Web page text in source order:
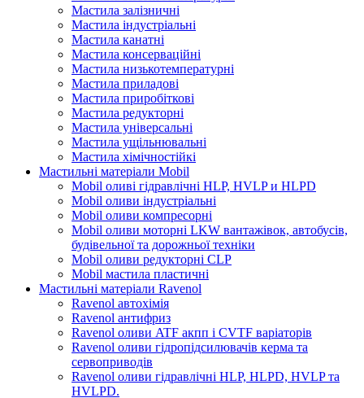
Мастила залізничні
Мастила індустріальні
Мастила канатні
Мастила консерваційні
Мастила низькотемпературні
Мастила приладові
Мастила приробіткові
Мастила редукторні
Мастила універсальні
Мастила ущільнювальні
Мастила хімічностійкі
Мастильні матеріали Mobil
Mobil оливі гідравлічні HLP, HVLP и HLPD
Mobil оливи індустріальні
Mobil оливи компресорні
Mobil оливи моторні LKW вантажівок, автобусів,
будівельної та дорожньої техніки
Mobil оливи редукторні CLP
Mobil мастила пластичні
Мастильні матеріали Ravenol
Ravenol автохімія
Ravenol антифриз
Ravenol оливи ATF акпп і CVTF варіаторів
Ravenol оливи гідропідсилювачів керма та
сервоприводів
Ravenol оливи гідравлічні HLP, HLPD, HVLP та
HVLPD.